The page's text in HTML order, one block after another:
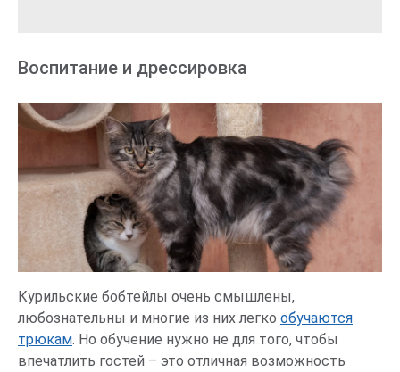
Воспитание и дрессировка
Курильские бобтейлы очень смышлены,
любознательны и многие из них легко обучаются
трюкам. Но обучение нужно не для того, чтобы
впечатлить гостей – это отличная возможность